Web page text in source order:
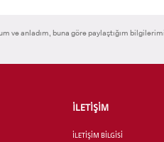
ve anladım, buna göre paylaştığım
İLETİŞİM
İLETİŞİM BİLGİSİ